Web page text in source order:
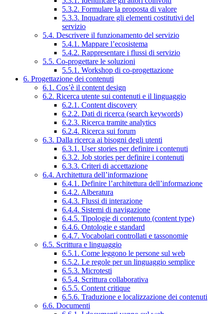
5.3.2. Formulare la proposta di valore
5.3.3. Inquadrare gli elementi costitutivi del
servizio
5.4. Descrivere il funzionamento del servizio
5.4.1. Mappare l’ecosistema
5.4.2. Rappresentare i flussi di servizio
5.5. Co-progettare le soluzioni
5.5.1. Workshop di co-progettazione
6. Progettazione dei contenuti
6.1. Cos’è il content design
6.2. Ricerca utente sui contenuti e il linguaggio
6.2.1. Content discovery
6.2.2. Dati di ricerca (search keywords)
6.2.3. Ricerca tramite analytics
6.2.4. Ricerca sui forum
6.3. Dalla ricerca ai bisogni degli utenti
6.3.1. User stories per definire i contenuti
6.3.2. Job stories per definire i contenuti
6.3.3. Criteri di accettazione
6.4. Architettura dell’informazione
6.4.1. Definire l’architettura dell’informazione
6.4.2. Alberatura
6.4.3. Flussi di interazione
6.4.4. Sistemi di navigazione
6.4.5. Tipologie di contenuto (content type)
6.4.6. Ontologie e standard
6.4.7. Vocabolari controllati e tassonomie
6.5. Scrittura e linguaggio
6.5.1. Come leggono le persone sul web
6.5.2. Le regole per un linguaggio semplice
6.5.3. Microtesti
6.5.4. Scrittura collaborativa
6.5.5. Content critique
6.5.6. Traduzione e localizzazione dei contenuti
6.6. Documenti